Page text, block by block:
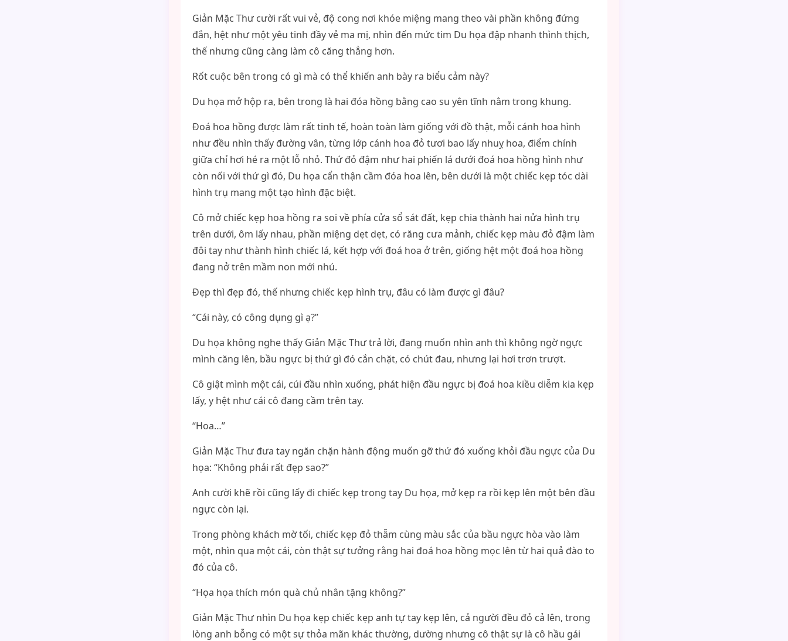
Giản Mặc Thư cười rất vui vẻ, độ cong nơi khóe miệng mang theo vài phần không đứng
đắn, hệt như một yêu tinh đầy vẻ ma mị, nhìn đến mức tim Du họa đập nhanh thình thịch,
thế nhưng cũng càng làm cô căng thẳng hơn.
Rốt cuộc bên trong có gì mà có thể khiến anh bày ra biểu cảm này?
Du họa mở hộp ra, bên trong là hai đóa hồng bằng cao su yên tĩnh nằm trong khung.
Đoá hoa hồng được làm rất tinh tế, hoàn toàn làm giống với đồ thật, mỗi cánh hoa hình
như đều nhìn thấy đường vân, từng lớp cánh hoa đỏ tươi bao lấy nhuỵ hoa, điểm chính
giữa chỉ hơi hé ra một lỗ nhỏ. Thứ đỏ đậm như hai phiến lá dưới đoá hoa hồng hình như
còn nối với thứ gì đó, Du họa cẩn thận cầm đóa hoa lên, bên dưới là một chiếc kẹp tóc dài
hình trụ mang một tạo hình đặc biệt.
Cô mở chiếc kẹp hoa hồng ra soi về phía cửa sổ sát đất, kẹp chia thành hai nửa hình trụ
trên dưới, ôm lấy nhau, phần miệng dẹt dẹt, có răng cưa mảnh, chiếc kẹp màu đỏ đậm làm
đôi tay như thành hình chiếc lá, kết hợp với đoá hoa ở trên, giống hệt một đoá hoa hồng
đang nở trên mầm non mới nhú.
Đẹp thì đẹp đó, thế nhưng chiếc kẹp hình trụ, đâu có làm được gì đâu?
“Cái này, có công dụng gì ạ?”
Du họa không nghe thấy Giản Mặc Thư trả lời, đang muốn nhìn anh thì không ngờ ngực
mình căng lên, bầu ngực bị thứ gì đó cắn chặt, có chút đau, nhưng lại hơi trơn trượt.
Cô giật mình một cái, cúi đầu nhìn xuống, phát hiện đầu ngực bị đoá hoa kiều diễm kia kẹp
lấy, y hệt như cái cô đang cầm trên tay.
“Hoa…”
Giản Mặc Thư đưa tay ngăn chặn hành động muốn gỡ thứ đó xuống khỏi đầu ngực của Du
họa: “Không phải rất đẹp sao?”
Anh cười khẽ rồi cũng lấy đi chiếc kẹp trong tay Du họa, mở kẹp ra rồi kẹp lên một bên đầu
ngực còn lại.
Trong phòng khách mờ tối, chiếc kẹp đỏ thẫm cùng màu sắc của bầu ngực hòa vào làm
một, nhìn qua một cái, còn thật sự tưởng rằng hai đoá hoa hồng mọc lên từ hai quả đào to
đó của cô.
“Họa họa thích món quà chủ nhân tặng không?”
Giản Mặc Thư nhìn Du họa kẹp chiếc kẹp anh tự tay kẹp lên, cả người đều đỏ cả lên, trong
lòng anh bỗng có một sự thỏa mãn khác thường, dường nhưng cô thật sự là cô hầu gái